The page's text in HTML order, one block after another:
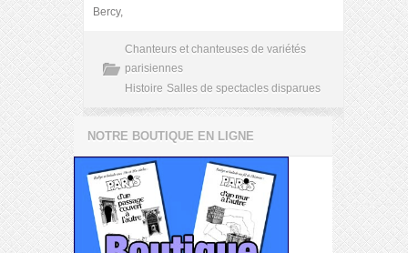
Bercy,
Chanteurs et chanteuses de variétés
parisiennes
Histoire Salles de spectacles disparues
NOTRE BOUTIQUE EN LIGNE